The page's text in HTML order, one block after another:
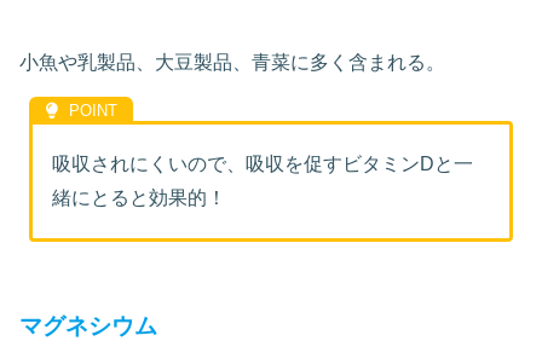
小魚や乳製品、大豆製品、青菜に多く含まれる。
吸収されにくいので、吸収を促すビタミンDと一
緒にとると効果的！
マグネシウム